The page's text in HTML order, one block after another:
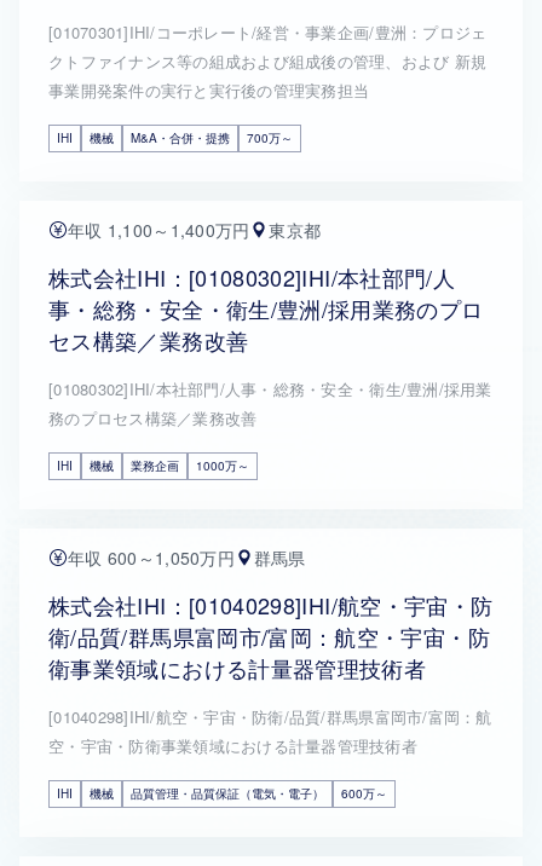
[01070301]IHI/コーポレート/経営・事業企画/豊洲：プロジェ
クトファイナンス等の組成および組成後の管理、および 新規
事業開発案件の実行と実行後の管理実務担当
IHI 機械 M&A・合併・提携 700万～
年収 1,100～1,400万円 東京都
株式会社IHI：[01080302]IHI/本社部門/人
事・総務・安全・衛生/豊洲/採用業務のプロ
セス構築／業務改善
[01080302]IHI/本社部門/人事・総務・安全・衛生/豊洲/採用業
務のプロセス構築／業務改善
IHI 機械 業務企画 1000万～
年収 600～1,050万円 群馬県
株式会社IHI：[01040298]IHI/航空・宇宙・防
衛/品質/群馬県富岡市/富岡：航空・宇宙・防
衛事業領域における計量器管理技術者
[01040298]IHI/航空・宇宙・防衛/品質/群馬県富岡市/富岡：航
空・宇宙・防衛事業領域における計量器管理技術者
IHI 機械 品質管理・品質保証（電気・電子） 600万～